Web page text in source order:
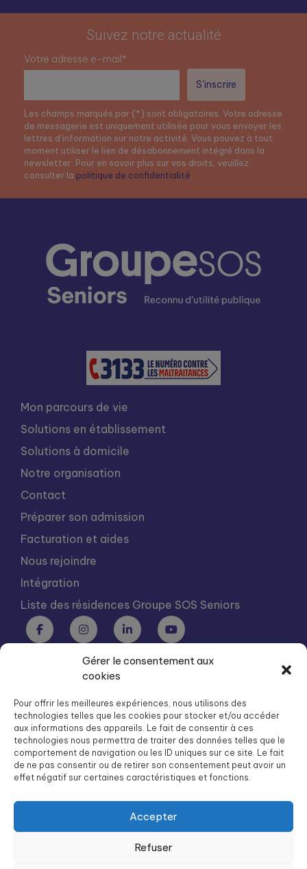
Gérer le consentement aux
cookies
Pour offrir les meilleures expériences, nous utilisons des
technologies telles que les cookies pour stocker et/ou accéder
aux informations des appareils. Le fait de consentir à ces
technologies nous permettra de traiter des données telles que le
comportement de navigation ou les ID uniques sur ce site. Le fait
de ne pas consentir ou de retirer son consentement peut avoir un
effet négatif sur certaines caractéristiques et fonctions.
Accepter
Refuser
Suivez notre actualité
Votre adresse e-mail*
Les champs marqués par (*) sont obligatoires. Votre adresse
de messagerie est uniquement utilisée pour vous envoyer les
lettres d’information sur notre activité. Vous pouvez à tout
moment utiliser le lien de désabonnement intégré dans la
newsletter. Pour en savoir plus sur vos droits, veuillez
consulter la politique de confidentialité
Mon parcours de vie
Solutions en établissement
Solutions à domicile
Notre organisation
Contact
Préparer son admission
Facturation et aides
Nous rejoindre
Intégration
Liste des résidences Groupe SOS Seniors
Groupe SOS Seniors est une association du Groupe SOS
dg.seniors@groupe-sos.org
ARPAVIE est une association du Groupe SOS